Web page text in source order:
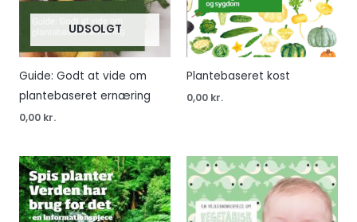
UDSOLGT
Guide: Godt at vide om
plantebaseret ernæring
0,00 kr.
Plantebaseret kost
0,00 kr.